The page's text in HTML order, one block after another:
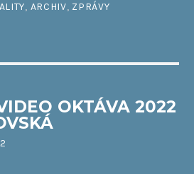
, ARCHIV, ZPRÁVY
OKTÁVA 2022